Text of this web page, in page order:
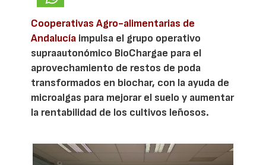
Cooperativas Agro-alimentarias de
Andalucía impulsa el grupo operativo
supraautonómico BioChargae para el
aprovechamiento de restos de poda
transformados en biochar, con la ayuda de
microalgas para mejorar el suelo y aumentar
la rentabilidad de los cultivos leñosos.